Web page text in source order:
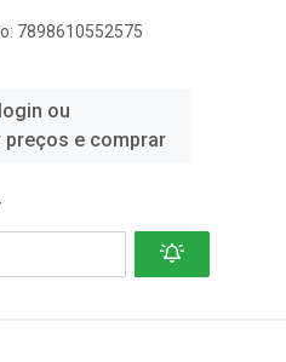
7898610552575
ou
preços e comprar